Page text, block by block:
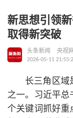
新思想引领
取得新突破
头条新闻
央视网
2026-05-11
长三角区域
之一。习近平总
个关键词抓好重